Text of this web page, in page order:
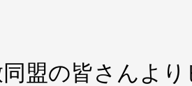
盟の皆さんよ